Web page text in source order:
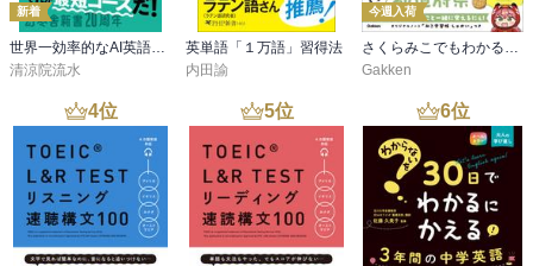
新着
世界一効率的なAI英語学習法
清涼院流水
英単語「１万語」習得法
内田諭
今週入荷
さくらみこでもわかる中学地理＋都道府県
Gakken
4位 5位 6位